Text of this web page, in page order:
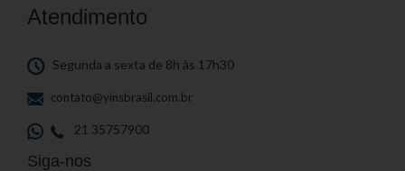
Atendimento
Segunda a sexta de 8h às 17h30
contato@yinsbrasil.com.br
21 35757900
Siga-nos